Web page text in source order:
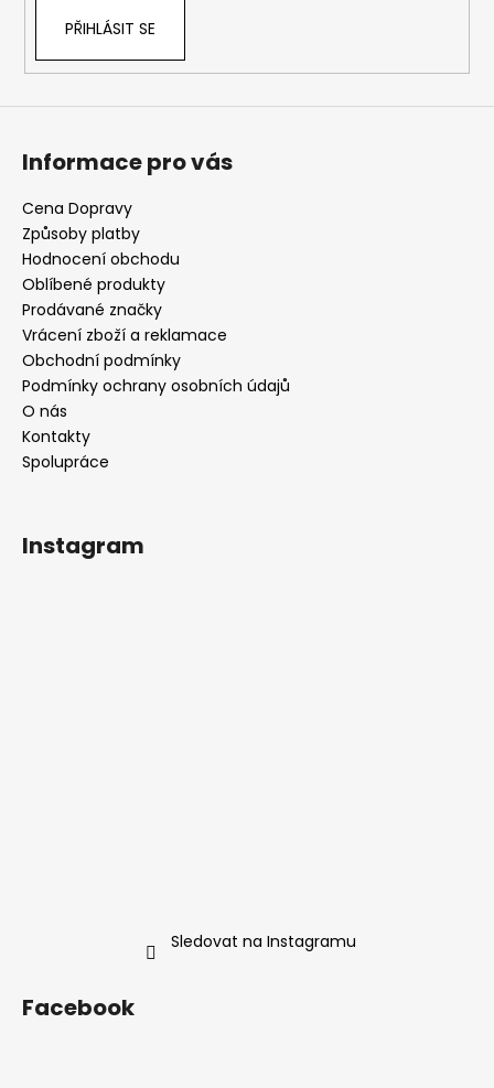
u
PŘIHLÁSIT SE
Informace pro vás
Cena Dopravy
Způsoby platby
Hodnocení obchodu
Oblíbené produkty
Prodávané značky
Vrácení zboží a reklamace
Obchodní podmínky
Podmínky ochrany osobních údajů
O nás
Kontakty
Spolupráce
Instagram
Sledovat na Instagramu
Facebook